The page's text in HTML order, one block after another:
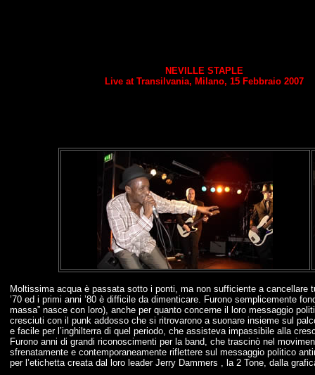
NEVILLE STAPLE
Live at Transilvania, Milano, 15 Febbraio 2007
Moltissima acqua è passata sotto i ponti, ma non sufficiente a
’70 ed i primi anni ’80 è difficile da dimenticare. Furono semplicemente
massa” nasce con loro), anche per quanto concerne il loro messaggio
cresciuti con il punk addosso che si ritrovarono a suonare insieme sul
e facile per l’inghilterra di quel periodo, che assisteva impassibile alla
Furono anni di grandi riconoscimenti per la band, che trascinò nel
sfrenatamente e contemporaneamente riflettere sul messaggio politico
per l’etichetta creata dal loro leader Jerry Dammers , la 2 Tone, dalla